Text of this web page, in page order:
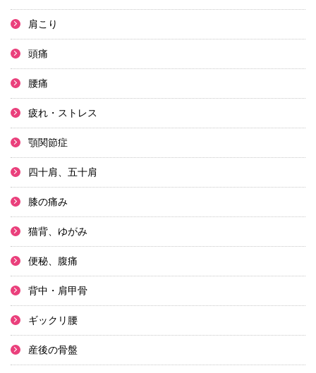
肩こり
頭痛
腰痛
疲れ・ストレス
顎関節症
四十肩、五十肩
膝の痛み
猫背、ゆがみ
便秘、腹痛
背中・肩甲骨
ギックリ腰
産後の骨盤